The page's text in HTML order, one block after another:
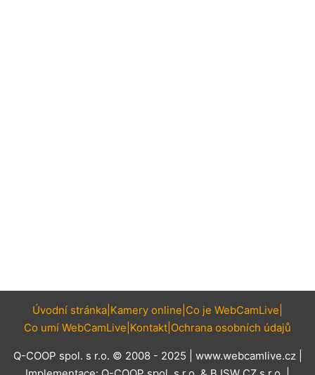
Úvodní stránka Kamery online Co je WebCamLive
Co umí WebCamLive Kontakt Ochrana osobních údajů
Q-COOP spol. s r.o. © 2008 - 2025 | www.webcamlive.cz|